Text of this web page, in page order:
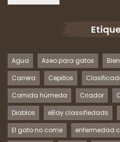
Agua Aseo para gatos
Carrera
Cepillos
Comida húmeda
Criador
Diablos
eBay classifiedads
El gato no come
enfermedad